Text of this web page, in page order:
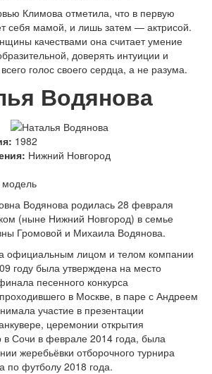
Климова отметила, что в первую
себя мамой, и лишь затем — актрисой.
качествами она считает умение
доверять интуиции и
голос своего сердца, а не разума.
Водянова
1982
Нижний Новгород
модель
Водянова родилась 28 февраля
(ныне Нижний Новгород) в семье
Громовой и Михаила Водянова.
официальным лицом и телом компании
году была утверждена на место
песенного конкурса
в Москве, в паре с Андреем
участие в презентации
церемонии открытия
в Сочи в феврале 2014 года, была
жеребьёвки отборочного турнира
по футболу 2018 года.